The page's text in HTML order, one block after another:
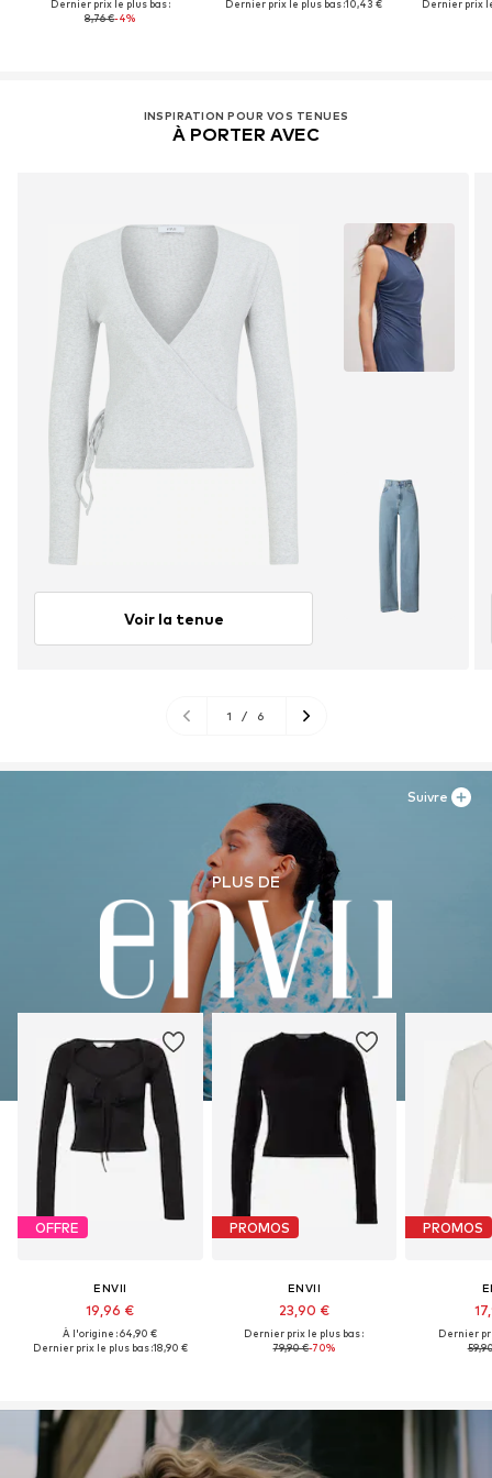
Dernier prix le plus bas :
8,76 €-4%
Dernier prix le plus bas :10,43 € Dernier prix
INSPIRATION POUR VOS TENUES
À PORTER AVEC
Voir la tenue
1 / 6
PLUS DE
OFFRE
ENVII
19,96 €
À l'origine : 64,90 €
Dernier prix le plus bas :18,90 €
PROMOS
ENVII
23,90 €
Dernier prix le plus bas :
79,90 €-70%
PROMOS
Dernier
Suivre